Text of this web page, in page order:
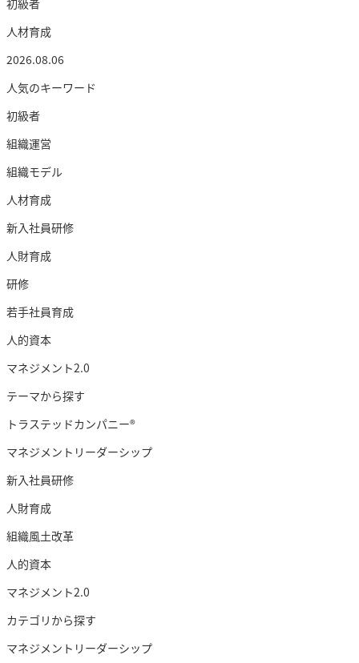
初級者
人材育成
2026.08.06
人気のキーワード
初級者
組織運営
組織モデル
人材育成
新入社員研修
人財育成
研修
若手社員育成
人的資本
マネジメント2.0
テーマから探す
トラステッドカンパニー®︎
マネジメントリーダーシップ
新入社員研修
人財育成
組織風土改革
人的資本
マネジメント2.0
カテゴリから探す
マネジメントリーダーシップ